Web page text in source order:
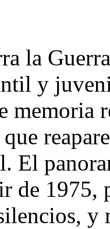
la
y
memoria
que
El
de 1975,
y